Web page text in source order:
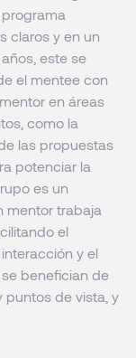
claros y en un
este se
el mentee con
en áreas
como la
las propuestas
potenciar la
es un
mentor trabaja
el
y el
benefician de
puntos de vista, y